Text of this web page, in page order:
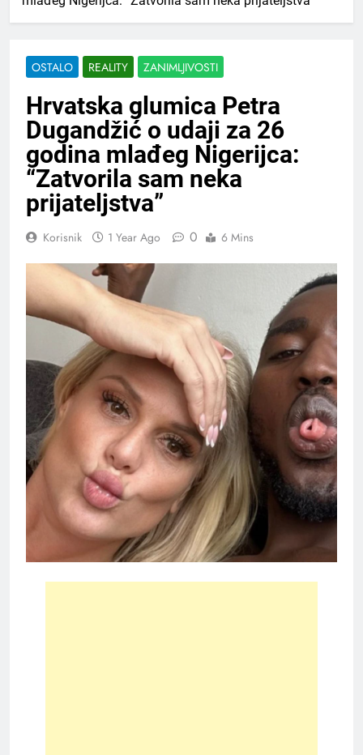
OSTALO REALITY ZANIMLJIVOSTI
Hrvatska glumica Petra
Dugandžić o udaji za 26
godina mlađeg Nigerijca:
“Zatvorila sam neka
prijateljstva”
Korisnik 1 Year Ago 0 6 Mins